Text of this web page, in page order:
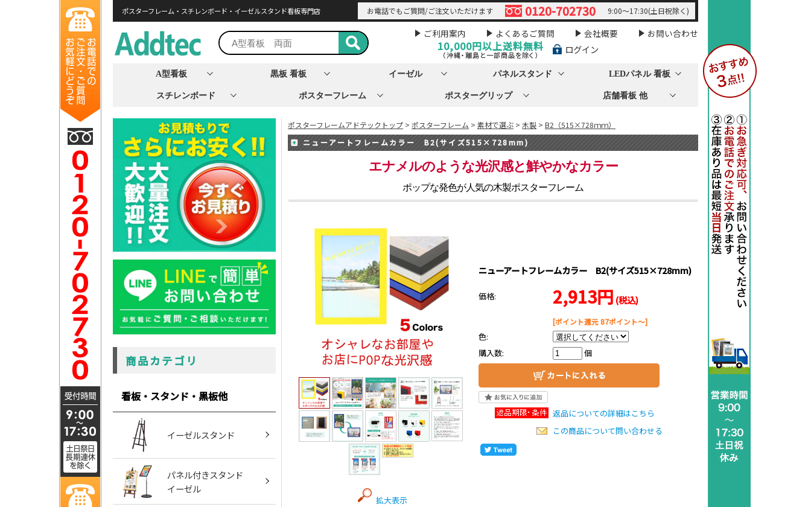
ポスターフレーム・スチレンボード・イーゼルスタンド看板専門店 お電話でもご質問/ご注文いただけます 0120-702730 9:00～17:30(土日祝除く)
ご利用案内 よくあるご質問 会社概要 お問い合わせ
10,000円以上送料無料
（沖縄・離島と一部商品を除く） ログイン
A型看板 黒板 看板 イーゼル パネルスタンド LEDパネル 看板
スチレンボード ポスターフレーム ポスターグリップ 店舗看板 他
商品カテゴリ
看板・スタンド・黒板他
イーゼルスタンド
パネル付きスタンド
イーゼル
ポスターフレームアドテックトップ > ポスターフレーム > 素材で選ぶ > 木製 > B2（515×728ｍｍ）
ニューアートフレームカラー B2(サイズ515×728mm)
エナメルのような光沢感と鮮やかなカラー
ポップな発色が人気の木製ポスターフレーム
拡大表示
ニューアートフレームカラー B2(サイズ515×728mm)
価格: 2,913円 (税込)
[ポイント還元 87ポイント～]
色:
購入数:
個
返品についての詳細はこちら
この商品について問い合わせる